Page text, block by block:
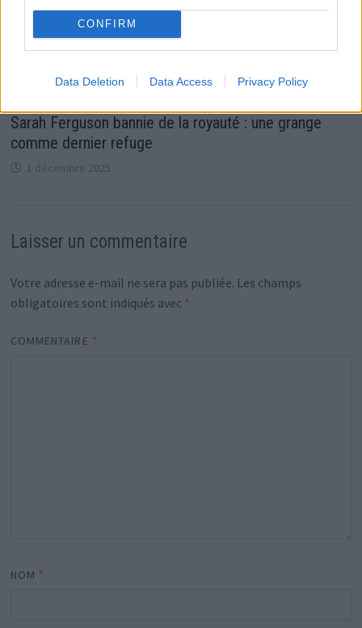
CONFIRM
Data Deletion Data Access Privacy Policy
Sarah Ferguson bannie de la royauté : une grange
comme dernier refuge
1 décembre 2025
Laisser un commentaire
Votre adresse e-mail ne sera pas publiée. Les champs
obligatoires sont indiqués avec *
COMMENTAIRE *
NOM *